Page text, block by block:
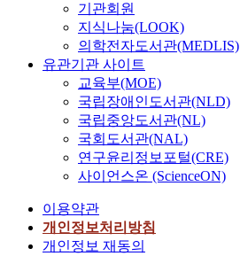
기관회원
지식나눔(LOOK)
의학전자도서관(MEDLIS)
유관기관 사이트
교육부(MOE)
국립장애인도서관(NLD)
국립중앙도서관(NL)
국회도서관(NAL)
연구윤리정보포털(CRE)
사이언스온 (ScienceON)
이용약관
개인정보처리방침
개인정보 재동의